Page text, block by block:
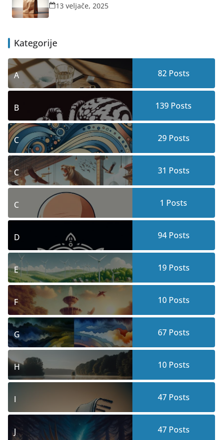
13 veljače, 2025
Kategorije
A 82Posts
B 139 Posts
C 29Posts
C 31 Posts
C 1 Posts
D 94Posts
E 19Posts
F 10Posts
G 67Posts
H 10Posts
I 47Posts
J 47Posts